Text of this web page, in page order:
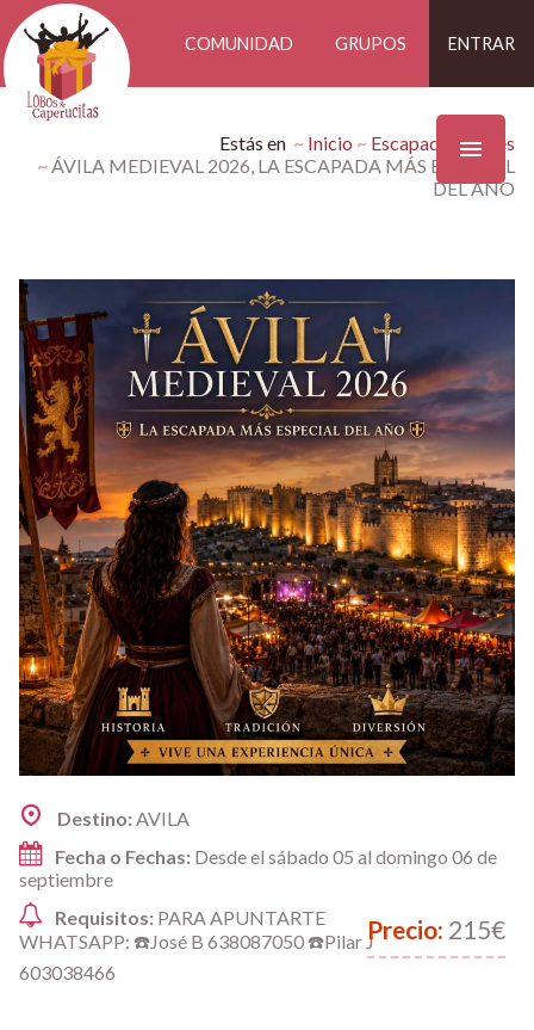
COMUNIDAD GRUPOS ENTRAR
Estás en Inicio
Escapadas Findes
ÁVILA MEDIEVAL 2026, LA ESCAPADA MÁS ESPECIAL
DEL AÑO
Destino:AVILA
Fecha o Fechas: Desde el sábado 05 al domingo 06 de
septiembre
Precio: 215€
Requisitos: PARA APUNTARTE
WHATSAPP: ☎️José B 638087050 ☎️Pilar J
603038466